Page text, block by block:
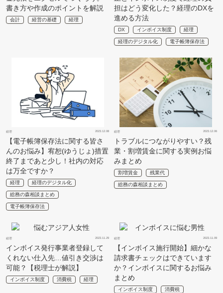
書き方や作成のポイントを解説
会計 経営の基礎 経理
担はどう変化した？経理のDXを
進める方法
DX インボイス制度 経理
経理のデジタル化 電子帳簿保存法
経理 2023.12.08
【電子帳簿保存法に関する皆さ
んのお悩み】宥恕(ゆうじょ)措置
終了まであと少し！社内の対応
は万全ですか？
経理 経理のデジタル化
総務の森相談まとめ
電子帳簿保存法
経理 2023.12.06
トラブルにつながりやすい？残
業・割増賃金に関する実例お悩
みまとめ
割増賃金 残業代
総務の森相談まとめ
経理 2023.11.29
インボイス発行事業者登録して
くれない仕入先…値引き交渉は
可能？【税理士が解説】
インボイス制度 消費税 経理
経理 2023.11.09
【インボイス施行開始】細かな
請求書チェックはできています
か？インボイスに関するお悩み
まとめ
インボイス制度 消費税